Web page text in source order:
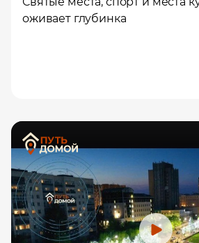
оживает глубинка